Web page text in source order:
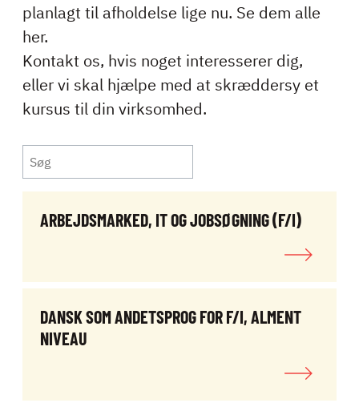
planlagt til afholdelse lige nu. Se dem alle
her.
Kontakt os, hvis noget interesserer dig,
eller vi skal hjælpe med at skræddersy et
kursus til din virksomhed.
ARBEJDSMARKED, IT OG JOBSØGNING (F/I)
DANSK SOM ANDETSPROG FOR F/I, ALMENT
NIVEAU